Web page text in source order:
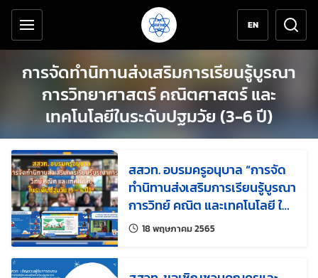
ข้ามไปยังเนื้อหาหลัก
เครื่องมือช่วยเหลือ
EN
การจัดทำนิทานส่งเสริมการเรียนรู้บูรณา
การวิทยาศาสตร์ คณิตศาสตร์ และ
เทคโนโลยีในระดับปฐมวัย (3-6 ปี)
สสวท. อบรมครูอนุบาล “การจัด
ทำนิทานส่งเสริมการเรียนรู้บูรณา
การวิทย์ คณิต และเทคโนโลยี ใน
ระดับปฐมวัย (3 – 6 ปี)”
18 พฤษภาคม 2565แก้ไขล่าสุดเมื่อ: